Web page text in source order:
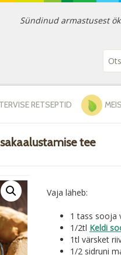
Sündinud armastusest
TERVISE RETSEPTID
tee
Vaja läheb:
1 tass sooja
1/2tl Keldi
1tl värsket
1/2 sidruni